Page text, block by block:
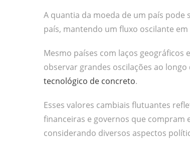
A quantia da moeda de um país
país, mantendo um fluxo oscilante
Mesmo países com laços geográficos
observar grandes oscilações ao
tecnológico de concreto.
Esses valores cambiais flutuantes
financeiras e governos que compram
considerando diversos aspectos